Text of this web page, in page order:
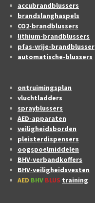
accubrandblussers
brandslanghaspels
CO2-brandblussers
lithium-brandblussers
pfas-vrije-brandblusser
automatische-blussers
ontruimingsplan
vluchtladders
sprayblussers
AED-apparaten
veiligheidsborden
pleisterdispensers
oogspoelmiddelen
BHV-verbandkoffers
BHV-veiligheidsvesten
AED BHV BLUS training